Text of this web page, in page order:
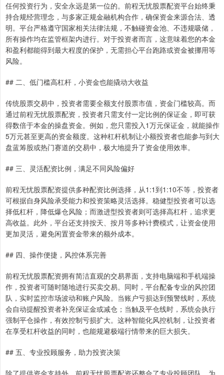
任何投资行为，安全永远是第一位的。前程无忧股票配资平台始终秉
持合规经营理念，与多家正规金融机构合作，确保资金来源合法、透
明。平台严格遵守国家相关法律法规，不触碰资金池、不违规吸储，
所有操作均在监管框架内进行。对于投资者而言，这意味着您的本金
和盈利都能得到最大程度的保护，无需担心平台跑路或资金被挪用等
风险。
## 二、低门槛高杠杆，小资金也能撬动大收益
传统股票交易中，投资者需要全额支付股票市值，资金门槛较高。而
通过前程无忧股票配资，投资者只需支付一定比例的保证金，即可获
得数倍于本金的操盘资金。例如，您只需投入1万元保证金，就能操作
5万元甚至更高的资金额度。这种杠杆机制让小额投资者也能参与到大
盘蓝筹股或热门赛道的交易中，极大地提升了资金使用效率。
## 三、灵活配资比例，满足不同风险偏好
前程无忧股票配资提供多种配资比例选择，从1:1到1:10不等，投资者
可根据自身风险承受能力和投资策略灵活选择。稳健型投资者可以选
择低杠杆，降低爆仓风险；而激进型投资者则可选择高杠杆，追求更
高收益。此外，平台还支持按天、按月等多种计费模式，让资金使用
更加灵活，避免闲置资金带来的额外成本。
## 四、操作便捷，风控体系完善
前程无忧股票配资拥有简洁直观的交易界面，支持电脑端和手机端操
作，投资者可随时随地进行买卖交易。同时，平台配备专业的风控团
队，实时监控市场波动和账户风险。当账户亏损达到预警线时，系统
会自动提醒投资者补充保证金或减仓；当触及平仓线时，系统会执行
强制平仓操作，有效控制亏损扩大。这种智能化风控机制，让投资者
在享受杠杆收益的同时，也能规避极端行情带来的巨大损失。
## 五、专业投顾服务，助力投资决策